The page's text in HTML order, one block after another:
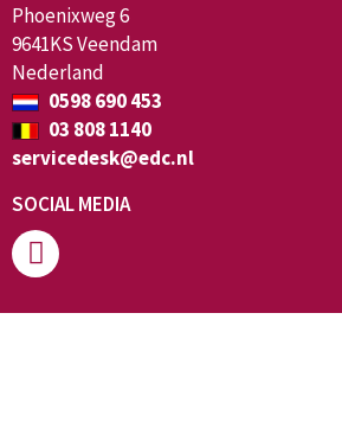
Phoenixweg 6
9641KS Veendam
Nederland
0598 690 453
03 808 1140
servicedesk@edc.nl
SOCIAL MEDIA